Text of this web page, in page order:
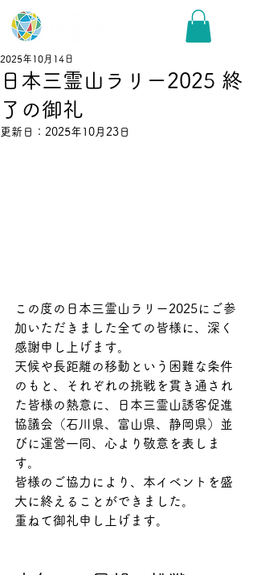
日本三霊山ラリー2025 終
了の御礼
2025年10月14日
更新日： 2025年10月23日
この度の日本三霊山ラリー2025にご参
加いただきました全ての皆様に、深く
感謝申し上げます。
天候や長距離の移動という困難な条件
のもと、それぞれの挑戦を貫き通され
た皆様の熱意に、日本三霊山誘客促進
協議会（石川県、富山県、静岡県）並
びに運営一同、心より敬意を表しま
す。
皆様のご協力により、本イベントを盛
大に終えることができました。
重ねて御礼申し上げます。